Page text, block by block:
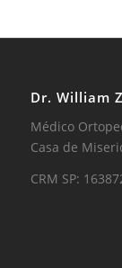
Dr. William
Médico
Casa de
CRM SP: